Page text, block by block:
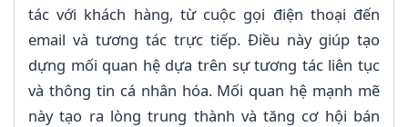
tác với khách hàng, từ cuộc gọi điện thoại đến
email và tương tác trực tiếp. Điều này giúp tạo
dựng mối quan hệ dựa trên sự tương tác liên tục
và thông tin cá nhân hóa. Mối quan hệ mạnh mẽ
này tạo ra lòng trung thành và tăng cơ hội bán